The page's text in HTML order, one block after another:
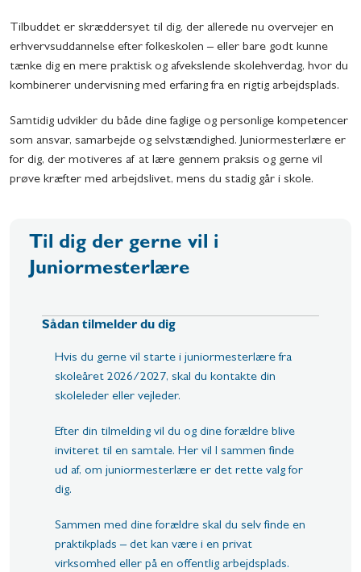
Tilbuddet er skræddersyet til dig, der allerede nu overvejer en
erhvervsuddannelse efter folkeskolen – eller bare godt kunne
tænke dig en mere praktisk og afvekslende skolehverdag, hvor du
kombinerer undervisning med erfaring fra en rigtig arbejdsplads.
Samtidig udvikler du både dine faglige og personlige kompetencer
som ansvar, samarbejde og selvstændighed. Juniormesterlære er
for dig, der motiveres af at lære gennem praksis og gerne vil
prøve kræfter med arbejdslivet, mens du stadig går i skole.
Til dig der gerne vil i
Juniormesterlære
Sådan tilmelder du dig
Hvis du gerne vil starte i juniormesterlære fra
skoleåret 2026/2027, skal du kontakte din
skoleleder eller vejleder.
Efter din tilmelding vil du og dine forældre blive
inviteret til en samtale. Her vil I sammen finde
ud af, om juniormesterlære er det rette valg for
dig.
Sammen med dine forældre skal du selv finde en
praktikplads – det kan være i en privat
virksomhed eller på en offentlig arbejdsplads.